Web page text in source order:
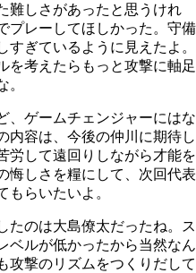
難しさがあったと思うけれ
プレーしてほしかった。守備
すぎているように見えたよ。
を考えたらもっと攻撃に軸足
。
、ゲームチェンジャーにはな
内容は、今後の仲川に期待し
労して遠回りしながら才能を
悔しさを糧にして、次回代表
もらいたいよ。
たのは大島僚太だったね。ス
ベルが低かったから当然なん
攻撃のリズムをつくりだして